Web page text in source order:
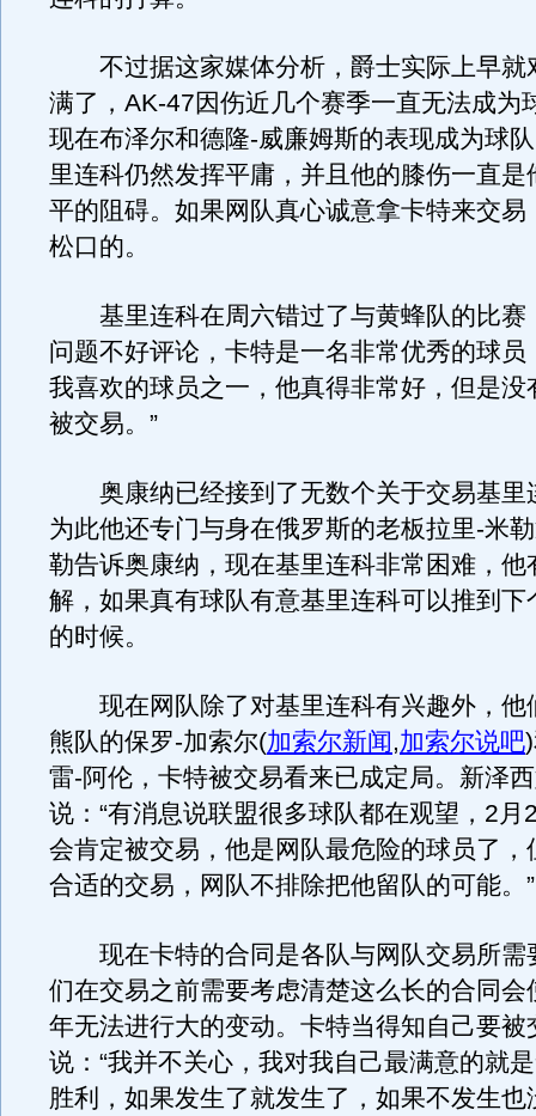
不过据这家媒体分析，爵士实际上早就
满了，AK-47因伤近几个赛季一直无法成为
现在布泽尔和德隆-威廉姆斯的表现成为球
里连科仍然发挥平庸，并且他的膝伤一直是
平的阻碍。如果网队真心诚意拿卡特来交易
松口的。
基里连科在周六错过了与黄蜂队的比赛
问题不好评论，卡特是一名非常优秀的球员
我喜欢的球员之一，他真得非常好，但是没
被交易。”
奥康纳已经接到了无数个关于交易基里
为此他还专门与身在俄罗斯的老板拉里-米
勒告诉奥康纳，现在基里连科非常困难，他
解，如果真有球队有意基里连科可以推到下
的时候。
现在网队除了对基里连科有兴趣外，他
熊队的保罗-加索尔(加索尔新闻,加索尔说吧)
雷-阿伦，卡特被交易看来已成定局。新泽
说：“有消息说联盟很多球队都在观望，2月
会肯定被交易，他是网队最危险的球员了，
合适的交易，网队不排除把他留队的可能。”
现在卡特的合同是各队与网队交易所需
们在交易之前需要考虑清楚这么长的合同会
年无法进行大的变动。卡特当得知自己要被
说：“我并不关心，我对我自己最满意的就
胜利，如果发生了就发生了，如果不发生也